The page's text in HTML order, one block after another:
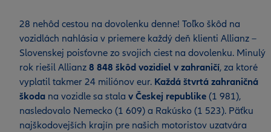
28 nehôd cestou na dovolenku denne! Toľko škôd na
vozidlách nahlásia v priemere každý deň klienti Allianz –
Slovenskej poisťovne zo svojich ciest na dovolenku. Minulý
rok riešil Allianz 8 848 škôd vozidiel v zahraničí, za ktoré
vyplatil takmer 24 miliónov eur. Každá štvrtá zahraničná
škoda na vozidle sa stala v Českej republike (1 981),
nasledovalo Nemecko (1 609) a Rakúsko (1 523). Päťku
najškodovejších krajín pre našich motoristov uzatvára